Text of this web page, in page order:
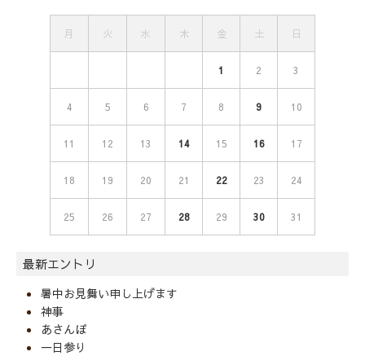
月 火 水 木 金 土 日
1 2 3
4 5 6 7 8 9 10
11 12 13 14 15 16 17
18 19 20 21 22 23 24
25 26 27 28 29 30 31
最新エントリ
暑中お見舞い申し上げます
神事
あさんぽ
一日参り